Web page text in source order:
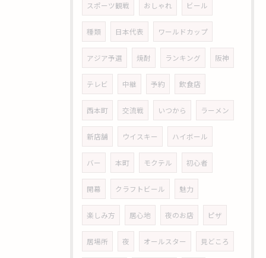
スポーツ観戦 おしゃれ ビール
種類 日本代表 ワールドカップ
アジア予選 焼酎 ランキング 阪神
テレビ 中継 予約 飲食店
西本町 交流戦 いつから ラーメン
新店舗 ウイスキー ハイボール
バー 本町 モクテル 初心者
開幕 クラフトビール 魅力
楽しみ方 居心地 夜のお店 ピザ
居場所 夜 オールスター 見どころ